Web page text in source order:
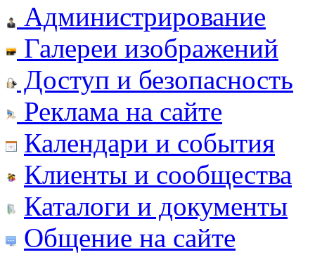
Администрирование
Галереи изображений
Доступ и безопасность
Реклама на сайте
Календари и события
Клиенты и сообщества
Каталоги и документы
Общение на сайте